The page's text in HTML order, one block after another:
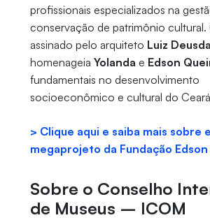
profissionais especializados na
conservação de patrimônio
assinado pelo arquiteto Luiz
homenageia Yolanda e Edson
fundamentais no desenvolvimento
socioeconômico e cultural do
> Clique aqui e saiba mais sobre
megaprojeto da Fundação
Sobre o Conselho
de Museus – ICOM